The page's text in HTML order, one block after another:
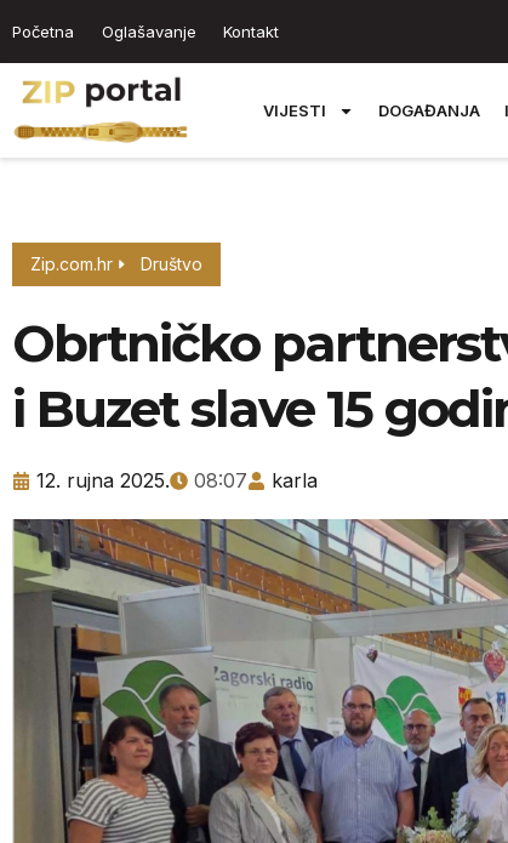
Početna Oglašavanje Kontakt
VIJESTI DOGAĐANJA
Zip.com.hr Društvo
Obrtničko
i Buzet slave 15
12. rujna 2025. 08:07 karla